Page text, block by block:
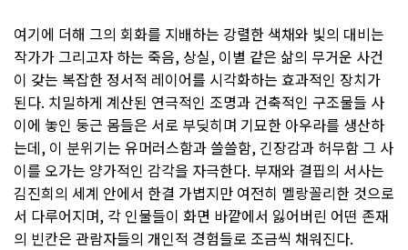
여기에 더해 그의 회화를 지배하는 강렬한 색채와 빛의 대비는
작가가 그리고자 하는 죽음, 상실, 이별 같은 삶의 무거운 사건
이 갖는 복잡한 정서적 레이어를 시각화하는 효과적인 장치가
된다. 치밀하게 계산된 연극적인 조명과 건축적인 구조물들 사
이에 놓인 둥근 몸들은 서로 부딪히며 기묘한 아우라를 생산하
는데, 이 분위기는 유머러스함과 쓸쓸함, 긴장감과 허무함 그 사
이를 오가는 양가적인 감각을 자극한다. 부재와 결핍의 서사는
김진희의 세계 안에서 한결 가볍지만 여전히 멜랑꼴리한 것으로
서 다루어지며, 각 인물들이 화면 바깥에서 잃어버린 어떤 존재
의 빈칸은 관람자들의 개인적 경험들로 조금씩 채워진다.